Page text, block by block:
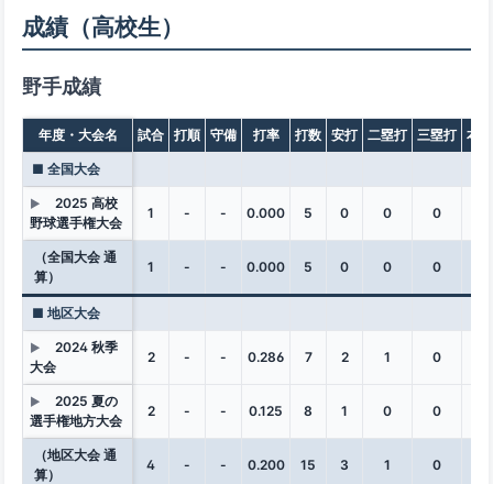
成績（高校生）
野手成績
年度・大会名 試合 打順 守備 打率 打数 安打 二塁打 三塁打 本
■ 全国大会
▶
2025 高校
野球選手権大会
1 - - 0.000 5 0 0 0
（全国大会 通
算）
1 - - 0.000 5 0 0 0
■ 地区大会
▶
2024 秋季
大会
2 - - 0.286 7 2 1 0
▶
2025 夏の
選手権地方大会
2 - - 0.125 8 1 0 0
（地区大会 通
算）
4 - - 0.200 15 3 1 0